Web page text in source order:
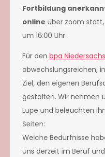
Fortbildung
online über zoom statt,
um 16:00 Uhr.
Für den bpa
abwechslungsreichen,
Ziel, den eigenen
gestalten. Wir nehmen
Lupe und beleuchten
Seiten:
Welche Bedürfnisse
uns derzeit im Beruf